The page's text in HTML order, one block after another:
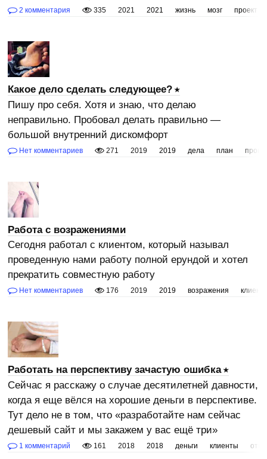
2 комментария 335 2021 2021 жизнь мозг проект
Какое дело сделать следующее?
Пишу про себя. Хотя и знаю, что делаю
неправильно. Пробовал делать правильно —
большой внутренний дискомфорт
Нет комментариев 271 2019 2019 дела план
Работа с возражениями
Сегодня работал с клиентом, который называл
проведенную нами работу полной ерундой и хотел
прекратить совместную работу
Нет комментариев 176 2019 2019 возражения
Работать на перспективу зачастую ошибка
Сейчас я расскажу о случае десятилетней давности,
когда я еще вёлся на хорошие деньги в перспективе.
Тут дело не в том, что «разработайте нам сейчас
дешевый сайт и мы закажем у вас ещё три»
1 комментарий 161 2018 2018 деньги клиенты